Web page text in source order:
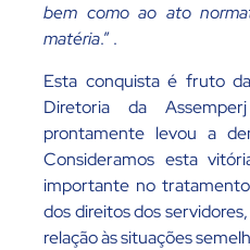
bem como ao ato
matéria.” .
Esta conquista é fruto
Diretoria da
prontamente levou a
Consideramos esta
importante no
dos direitos dos
relação às situações